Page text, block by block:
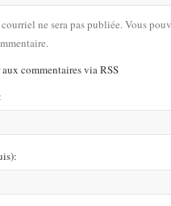
courriel ne sera pas publiée. Vous
commentaires via RSS
:
: